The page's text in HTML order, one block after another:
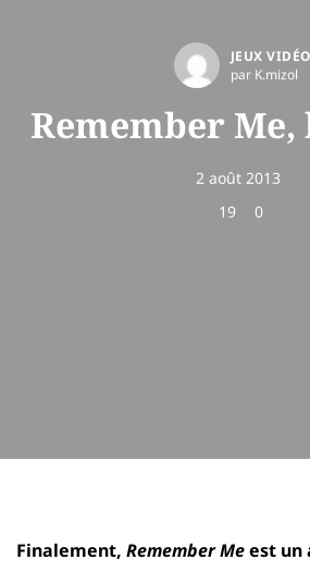
JEUX VIDÉO
par K.mizol
Remember Me,
2 août 2013
19
0
Finalement, Remember Meest un